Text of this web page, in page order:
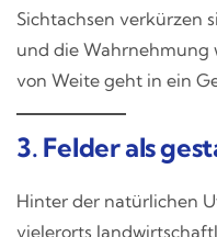
Sichtachsen verkürzen
und die Wahrnehmung
von Weite geht in ein
3. Felder als
Hinter der natürlichen
vielerorts